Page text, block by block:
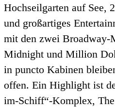
Hochseilgarten auf See,
und großartiges
mit den zwei Broadway-
Midnight und Million
in puncto Kabinen
offen. Ein Highlight ist
im-Schiff“-Komplex,